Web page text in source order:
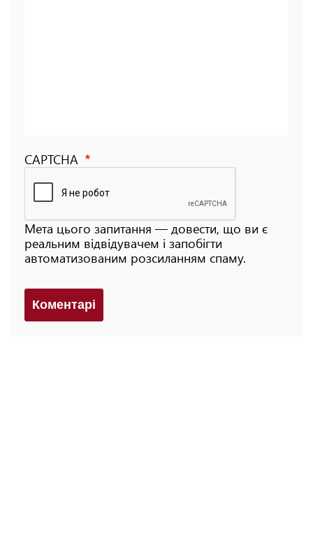
CAPTCHA
Мета цього запитання — довести, що ви є
реальним відвідувачем і запобігти
автоматизованим розсиланням спаму.
Коментарi